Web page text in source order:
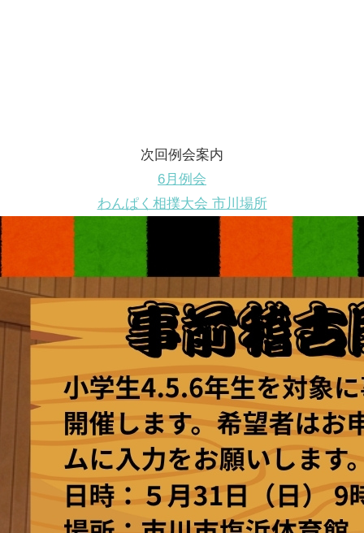
次回例会案内
6月例会
わんぱく相撲大会 市川場所